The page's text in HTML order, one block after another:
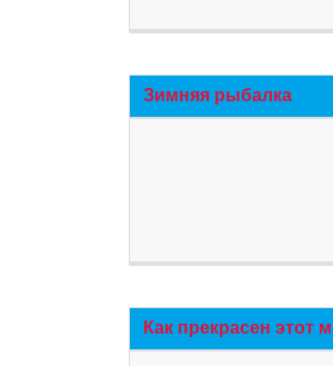
Зимняя рыбалка
Как прекрасен этот